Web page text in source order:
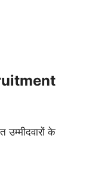
के